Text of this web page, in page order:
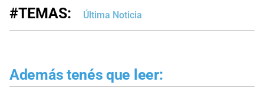
#TEMAS: Última Noticia
Además tenés que leer: